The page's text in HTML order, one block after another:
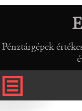
Pénztárgépek